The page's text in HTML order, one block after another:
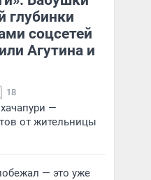
глубинки
соцсетей
Агутина и
18
—
от жительницы
— это уже